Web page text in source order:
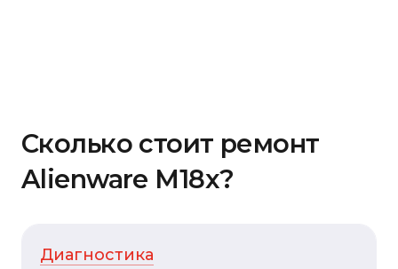
Сколько стоит ремонт
Alienware M18x?
Диагностика